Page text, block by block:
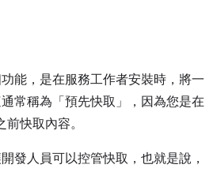
能，是在服務工作者安裝時，將一
常稱為「預先快取」，因為您是在
快取內容。
發人員可以控管快取，也就是說，